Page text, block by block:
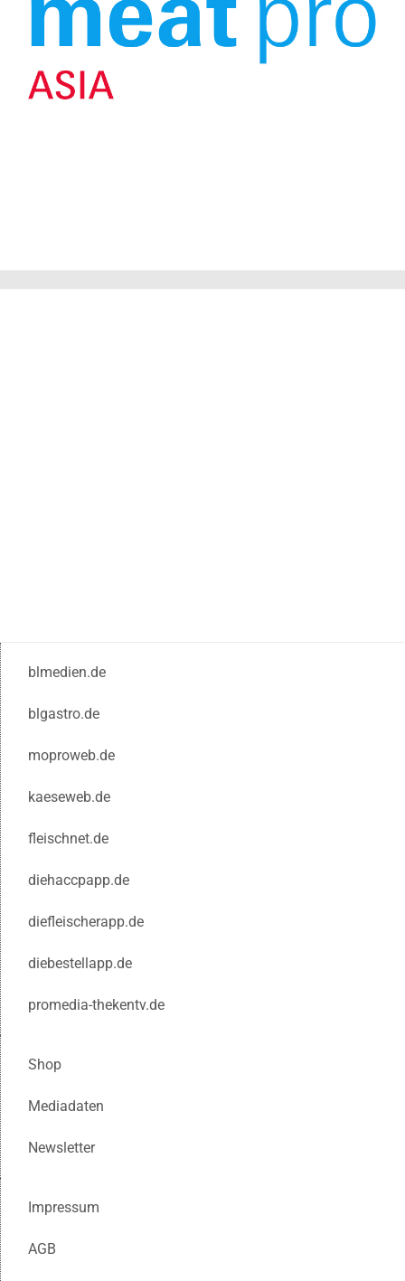
blmedien.de
blgastro.de
moproweb.de
kaeseweb.de
fleischnet.de
diehaccpapp.de
diefleischerapp.de
diebestellapp.de
promedia-thekentv.de
Shop
Mediadaten
Newsletter
Impressum
AGB